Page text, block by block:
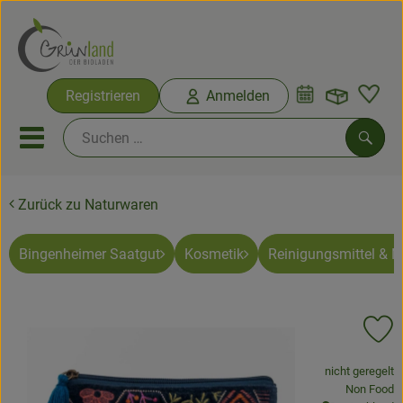
Registrieren Anmelden
Mobiles Menu öffnen oder
Ökokisten
Bio-Kochkisten
Obst & Gemüse
Zurück zu Naturwaren
Bingenheimer Saatgut Kosmetik Reinigungsmittel &
, Verband:
nicht geregelt
,Non Food